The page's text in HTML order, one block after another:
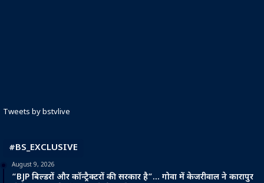
Tweets by bstvlive
#BS_EXCLUSIVE
August 9, 2026
“BJP बिल्डरों और कॉन्ट्रैक्टरों की सरकार है”… गोवा में केजरीवाल ने कारापुर